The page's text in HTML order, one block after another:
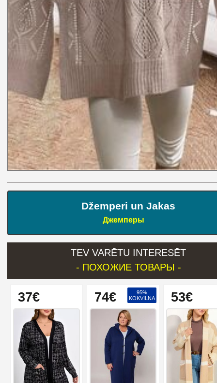
Džemperi un Jakas
Джемперы
TEV VARĒTU INTERESĒT
- ПОХОЖИЕ ТОВАРЫ -
37€ 74€
95%
KOKVILNA
53€